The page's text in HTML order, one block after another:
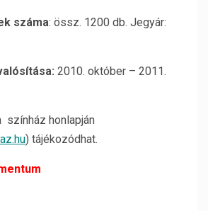
száma: össz. 1200 db. Jegyár:
2010. október – 2011.
színház honlapján
) tájékozódhat.